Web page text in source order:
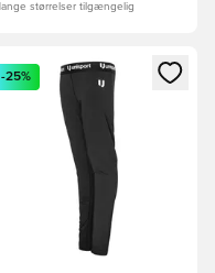
størrelser tilgængelig
tilmelde dig som
en Modal til at logge
-25%